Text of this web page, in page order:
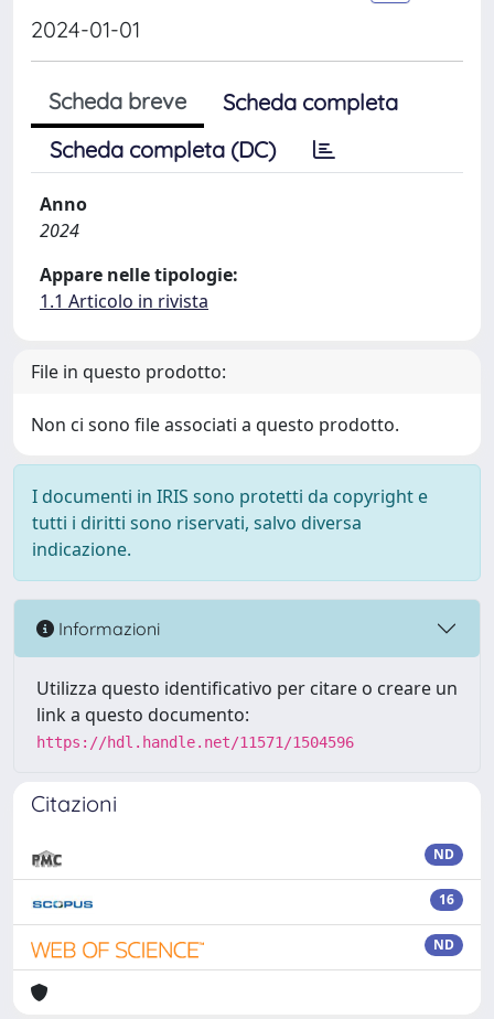
2024-01-01
Scheda breve
Scheda completa
Scheda completa (DC)
Anno
2024
Appare nelle tipologie:
1.1 Articolo in rivista
File in questo prodotto:
Non ci sono file associati a questo prodotto.
I documenti in IRIS sono protetti da copyright e
tutti i diritti sono riservati, salvo diversa
indicazione.
Informazioni
Utilizza questo identificativo per citare o creare un
link a questo documento:
https://hdl.handle.net/11571/1504596
Citazioni
ND
16
ND